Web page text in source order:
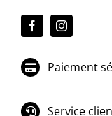
Paiement
Service